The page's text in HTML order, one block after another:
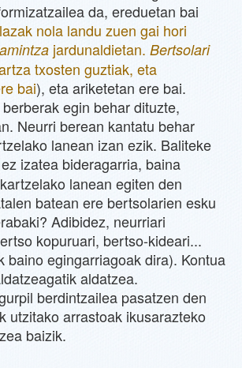
da, ereduetan bai
nola landu zuen gai hori
jardunaldietan. Bertsolari
txosten guztiak, eta
bai), eta ariketetan ere bai.
egin behar dituzte,
Neurri berean kantatu behar
lanean izan ezik. Baliteke
ez izatea bideragarria, baina
lanean egiten den
batean ere bertsolarien esku
Adibidez, neurriari
kopuruari, bertso-kideari...
baino egingarriagoak dira). Kontua
aldatzea.
berdintzailea pasatzen den
utzitako arrastoak ikusarazteko
baizik.